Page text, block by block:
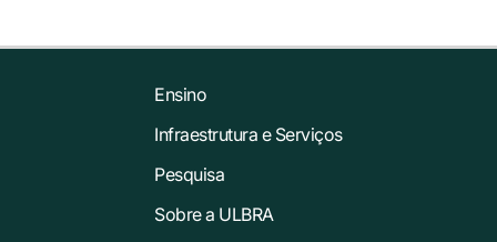
Ensino
Infraestrutura e Serviços
Pesquisa
Sobre a ULBRA